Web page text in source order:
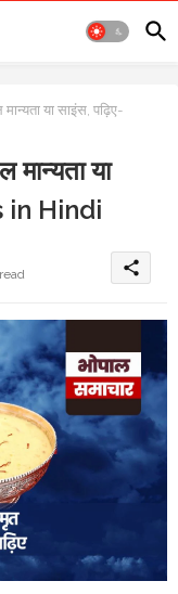
या साइंस, पढ़िए-
या
in Hindi
share